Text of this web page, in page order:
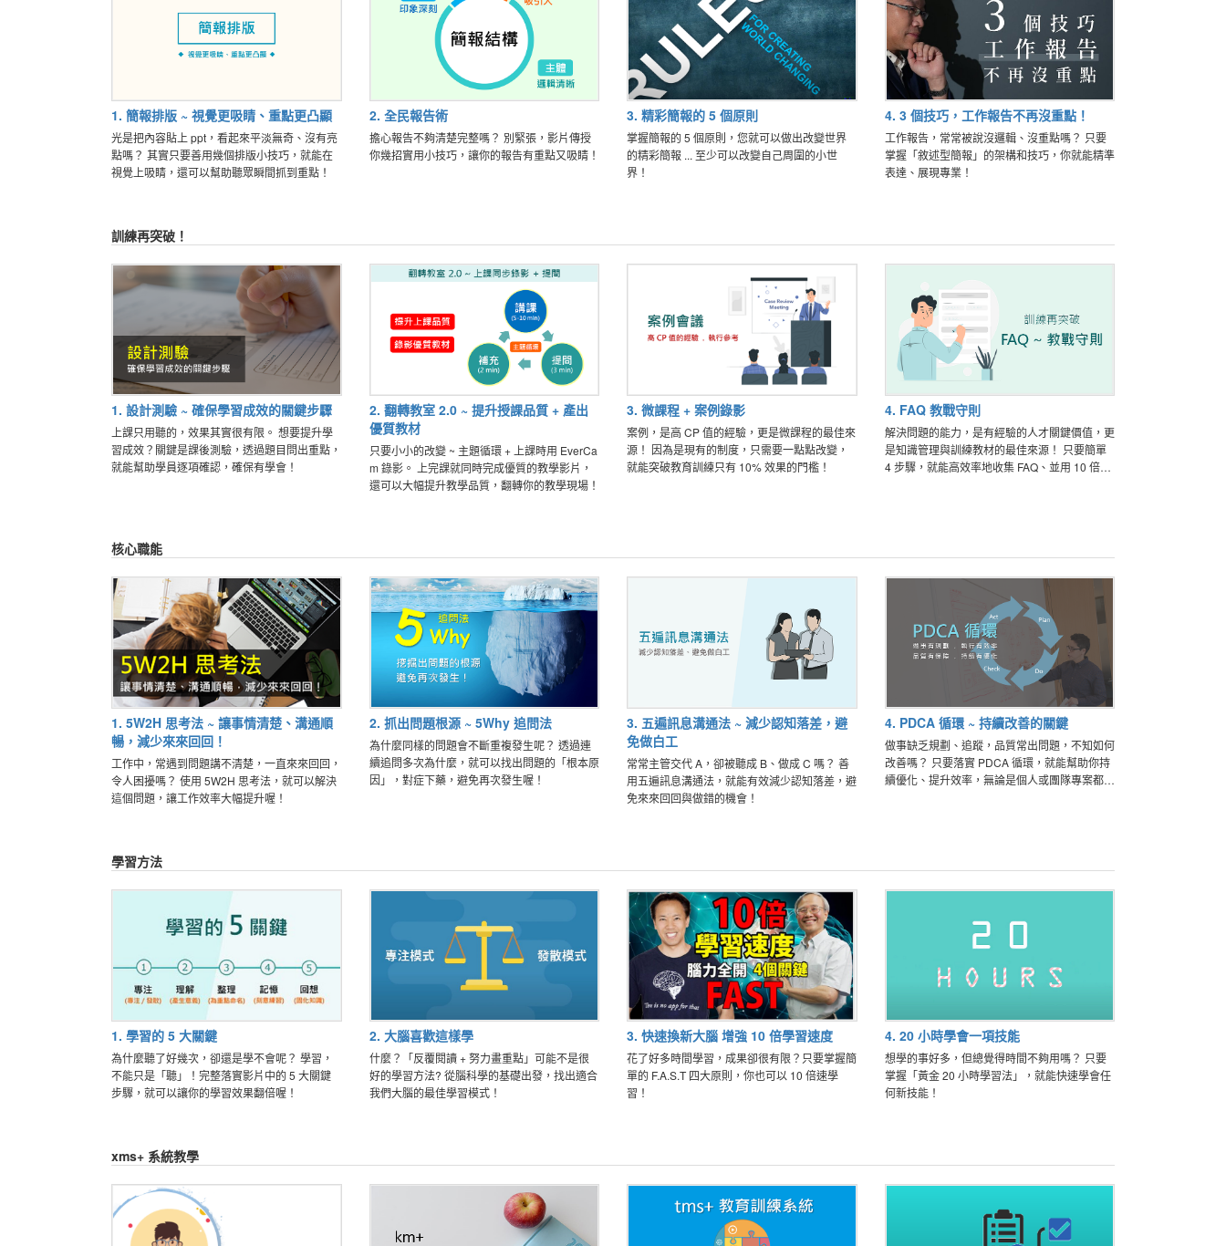
1. 簡報排版 ~ 視覺更吸睛、重點更凸顯
光是把內容貼上 ppt，看起來平淡無奇、沒有亮
點嗎？ 其實只要善用幾個排版小技巧，就能在
視覺上吸睛，還可以幫助聽眾瞬間抓到重點！
2. 全民報告術
擔心報告不夠清楚完整嗎？ 別緊張，影片傳授
你幾招實用小技巧，讓你的報告有重點又吸睛！
3. 精彩簡報的 5 個原則
掌握簡報的 5 個原則，您就可以做出改變世界
的精彩簡報 ... 至少可以改變自己周圍的小世
界！
4. 3 個技巧，工作報告不再沒重點！
工作報告，常常被說沒邏輯、沒重點嗎？ 只要
掌握「敘述型簡報」的架構和技巧，你就能精準
表達、展現專業！
訓練再突破！
1. 設計測驗 ~ 確保學習成效的關鍵步驟
上課只用聽的，效果其實很有限。 想要提升學
習成效？關鍵是課後測驗，透過題目問出重點，
就能幫助學員逐項確認，確保有學會！
2. 翻轉教室 2.0 ~ 提升授課品質 + 產出
優質教材
只要小小的改變 ~ 主題循環 + 上課時用 EverCa
m 錄影。 上完課就同時完成優質的教學影片，
還可以大幅提升教學品質，翻轉你的教學現場！
3. 微課程 + 案例錄影
案例，是高 CP 值的經驗，更是微課程的最佳來
源！ 因為是現有的制度，只需要一點點改變，
就能突破教育訓練只有 10% 效果的門檻！
4. FAQ 教戰守則
解決問題的能力，是有經驗的人才關鍵價值，更
是知識管理與訓練教材的最佳來源！ 只要簡單
4 步驟，就能高效率地收集 FAQ、並用 10 倍速
核心職能
1. 5W2H 思考法 ~ 讓事情清楚、溝通順
暢，減少來來回回！
工作中，常遇到問題講不清楚，一直來來回回，
令人困擾嗎？ 使用 5W2H 思考法，就可以解決
這個問題，讓工作效率大幅提升喔！
2. 抓出問題根源 ~ 5Why 追問法
為什麼同樣的問題會不斷重複發生呢？ 透過連
續追問多次為什麼，就可以找出問題的「根本原
因」，對症下藥，避免再次發生喔！
3. 五遍訊息溝通法 ~ 減少認知落差，避
免做白工
常常主管交代 A，卻被聽成 B、做成 C 嗎？ 善
用五遍訊息溝通法，就能有效減少認知落差，避
免來來回回與做錯的機會！
4. PDCA 循環 ~ 持續改善的關鍵
做事缺乏規劃、追蹤，品質常出問題，不知如何
改善嗎？ 只要落實 PDCA 循環，就能幫助你持
續優化、提升效率，無論是個人或團隊專案都適
學習方法
1. 學習的 5 大關鍵
為什麼聽了好幾次，卻還是學不會呢？ 學習，
不能只是「聽」！完整落實影片中的 5 大關鍵
步驟，就可以讓你的學習效果翻倍喔！
2. 大腦喜歡這樣學
什麼？「反覆閱讀 + 努力畫重點」可能不是很
好的學習方法? 從腦科學的基礎出發，找出適合
我們大腦的最佳學習模式！
3. 快速換新大腦 增強 10 倍學習速度
花了好多時間學習，成果卻很有限？只要掌握簡
單的 F.A.S.T 四大原則，你也可以 10 倍速學
習！
4. 20 小時學會一項技能
想學的事好多，但總覺得時間不夠用嗎？ 只要
掌握「黃金 20 小時學習法」，就能快速學會任
何新技能！
xms+ 系統教學